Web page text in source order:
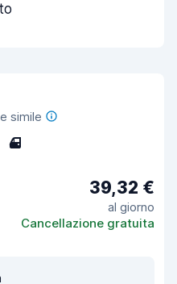
simile
4
39,32 €
al giorno
Cancellazione gratuita